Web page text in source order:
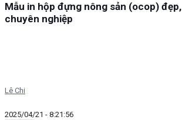
Mẫu in hộp đựng nông sản (ocop) đẹp,
chuyên nghiệp
Lê Chi
2025/04/21 - 8:21:56